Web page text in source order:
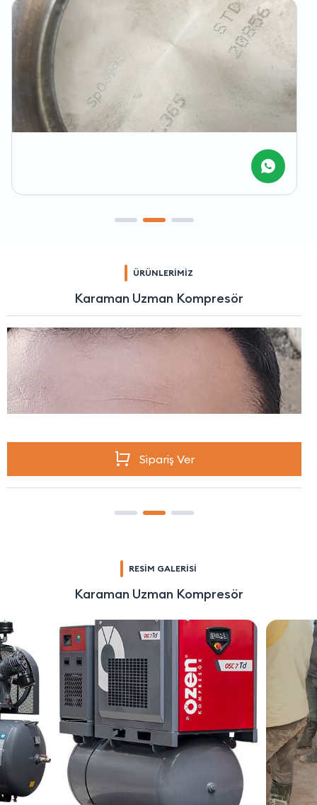
ÜRÜNLERİMİZ
Karaman Uzman Kompresör
Sipariş Ver
RESİM GALERİSİ
Karaman Uzman Kompresör